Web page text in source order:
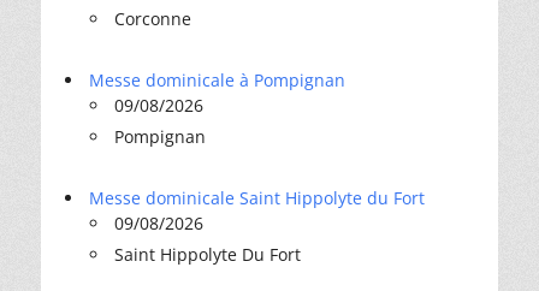
Corconne
Messe dominicale à Pompignan
09/08/2026
Pompignan
Messe dominicale Saint Hippolyte du Fort
09/08/2026
Saint Hippolyte Du Fort